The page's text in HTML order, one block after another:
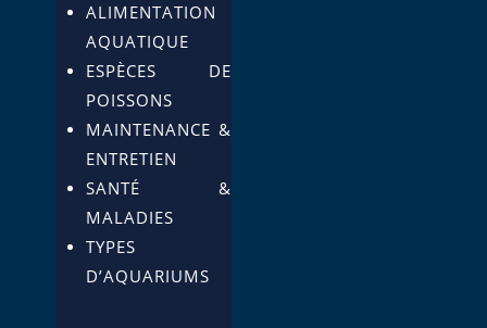
ALIMENTATION
AQUATIQUE
ESPÈCES DE
POISSONS
MAINTENANCE &
ENTRETIEN
SANTÉ &
MALADIES
TYPES
D’AQUARIUMS